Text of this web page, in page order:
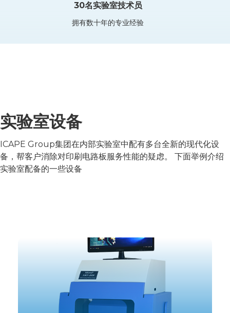
30名实验室技术员
拥有数十年的专业经验
实验室设备
ICAPE Group集团在内部实验室中配有多台全新的现代化设
备，帮客户消除对印刷电路板服务性能的疑虑。 下面举例介绍
实验室配备的一些设备